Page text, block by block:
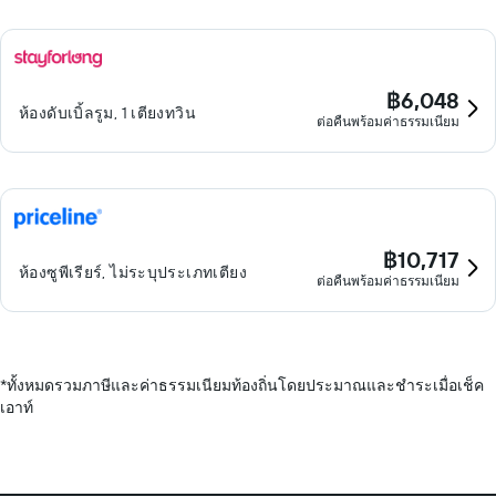
ห้องดับเบิ้ลรูม, 1 เตียงทวิน ฿6,048
ต่อคืนพร้อมค่าธรรมเนียม
ห้องซูพีเรียร์, ไม่ระบุประเภทเตียง ฿10,717
ต่อคืนพร้อมค่าธรรมเนียม
*ทั้งหมดรวมภาษีและค่าธรรมเนียมท้องถิ่นโดยประมาณและชำระเมื่อเช็ค
เอาท์